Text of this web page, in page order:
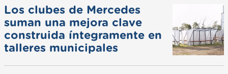
Los clubes de Mercedes
suman una mejora clave
construida íntegramente en
talleres municipales